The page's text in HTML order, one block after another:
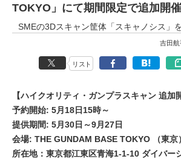
TOKYO」にて期間限定で追加開
SMEの3Dスキャン筐体「スキャノシス」
吉田航
リスト
【ハイクオリティ・ガンプラスキャン 追加
予約開始: 5月18日15時～
提供期間: 5月30日～9月27日
会場: THE GUNDAM BASE TOKYO （東京）
所在地：東京都江東区青海1-1-10 ダイバー